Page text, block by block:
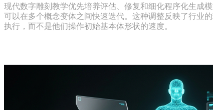
现代数字雕刻教学优先培养评估、修复和细化程序化生成
可以在多个概念变体之间快速迭代。这种调整反映了行业
执行，而不是他们操作初始基本体形状的速度。